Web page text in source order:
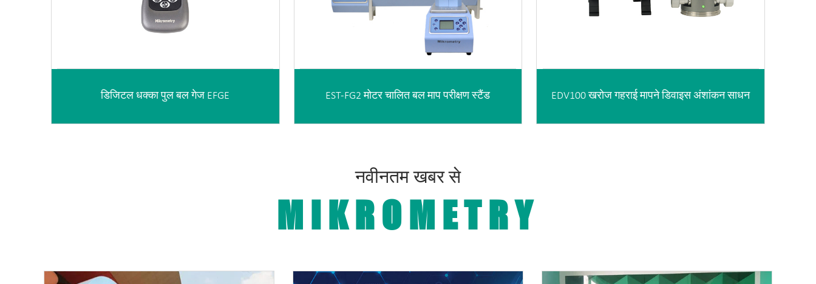
डिजिटल धक्का पुल बल गेज EFGE EST-FG2 मोटर चालित बल माप परीक्षण स्टैंड EDV100 खरोज गहराई मापने डिवाइस अंशांकन साधन
नवीनतम खबर से
MIKROMETRY